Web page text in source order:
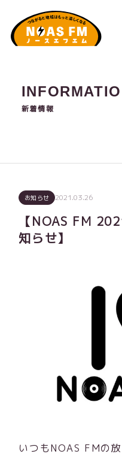
新着情報
お知らせ 2021.03.26
【NOAS FM
知らせ】
いつもNOAS FMの